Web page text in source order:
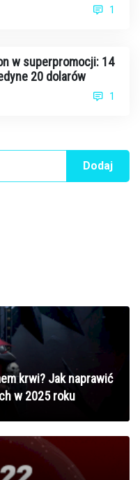
1
w superpromocji: 14
20 dolarów
1
Dodaj
krwi? Jak naprawić
w 2025 roku